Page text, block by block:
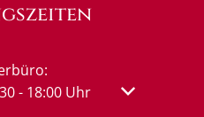
Öffnungs- oder
- 18:00Uhr Von 07:30